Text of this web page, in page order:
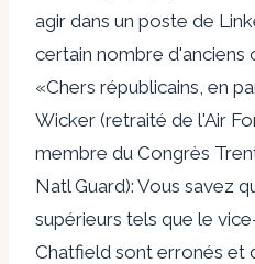
agir dans un poste de
certain nombre d'anciens
«Chers républicains, en
Wicker (retraité de l'Air
membre du Congrès
Natl Guard): Vous savez
supérieurs tels que le
Chatfield sont erronés et